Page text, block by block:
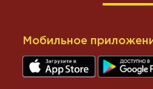
Мобильное